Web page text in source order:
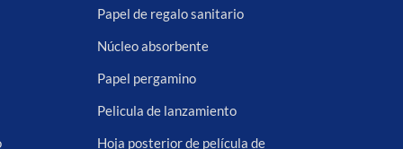
Papel de regalo sanitario
Núcleo absorbente
Papel pergamino
Pelicula de lanzamiento
Hoja posterior de película de